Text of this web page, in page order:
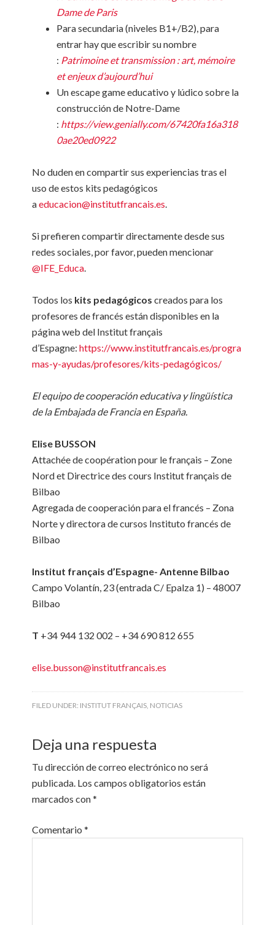
Dame de Paris
Para secundaria (niveles B1+/B2), para
entrar hay que escribir su nombre
: Patrimoine et transmission : art, mémoire
et enjeux d’aujourd’hui
Un escape game educativo y lúdico sobre la
construcción de Notre-Dame
: https://view.genially.com/67420fa16a318
0ae20ed0922
No duden en compartir sus experiencias tras el
uso de estos kits pedagógicos
aeducacion@institutfrancais.es.
Si prefieren compartir directamente desde sus
redes sociales, por favor, pueden mencionar
@IFE_Educa.
Todos los kits pedagógicos creados para los
profesores de francés están disponibles en la
página web del Institut français
d’Espagne:https://www.institutfrancais.es/progra
mas-y-ayudas/profesores/kits-pedagógicos/
El equipo de cooperación educativa y lingüística
de la Embajada de Francia en España.
Elise BUSSON
Attachée de coopération pour le français – Zone
Nord et Directrice des cours Institut français de
Bilbao
Agregada de cooperación para el francés – Zona
Norte y directora de cursos Instituto francés de
Bilbao
Institut français d’Espagne- Antenne Bilbao
Campo Volantín, 23 (entrada C/ Epalza 1) – 48007
Bilbao
T +34 944 132 002 – +34 690 812 655
elise.busson@institutfrancais.es
FILED UNDER: INSTITUT FRANÇAIS, NOTICIAS
Deja una respuesta
Tu dirección de correo electrónico no será
publicada. Los campos obligatorios están
marcados con*
Comentario*